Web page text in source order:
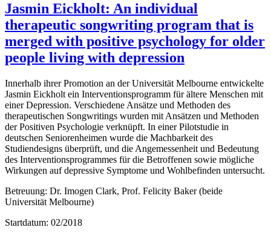
Jasmin Eickholt: An individual
therapeutic songwriting program that is
merged with positive psychology for older
people living with depression
Innerhalb ihrer Promotion an der Universität Melbourne entwickelte
Jasmin Eickholt ein Interventionsprogramm für ältere Menschen mit
einer Depression. Verschiedene Ansätze und Methoden des
therapeutischen Songwritings wurden mit Ansätzen und Methoden
der Positiven Psychologie verknüpft. In einer Pilotstudie in
deutschen Seniorenheimen wurde die Machbarkeit des
Studiendesigns überprüft, und die Angemessenheit und Bedeutung
des Interventionsprogrammes für die Betroffenen sowie mögliche
Wirkungen auf depressive Symptome und Wohlbefinden untersucht.
Betreuung: Dr. Imogen Clark, Prof. Felicity Baker (beide
Universität Melbourne)
Startdatum: 02/2018